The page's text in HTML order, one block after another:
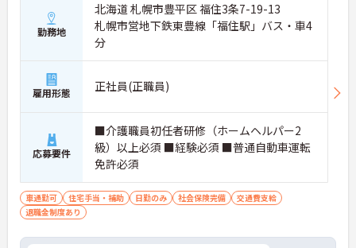
勤務地
北海道 札幌市豊平区 福住3条7-19-13
札幌市営地下鉄東豊線「福住駅」バス・車4
分
雇用形態 正社員(正職員)
応募要件
■介護職員初任者研修（ホームヘルパー2
級）以上必須 ■経験必須 ■普通自動車運転
免許必須
車通勤可 住宅手当・補助 日勤のみ 社会保険完備
交通費支給
退職金制度あり